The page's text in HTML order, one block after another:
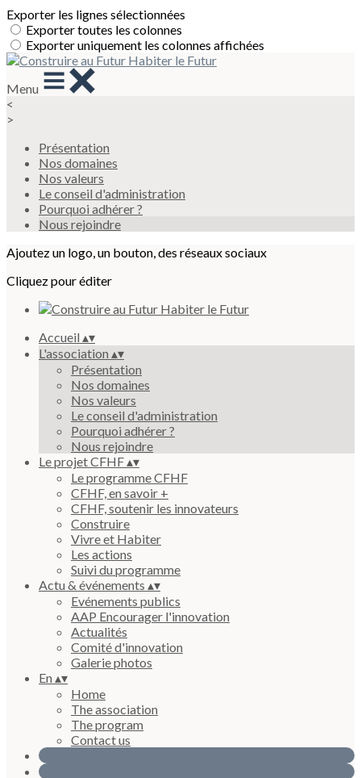
Exporter les lignes sélectionnées
Exporter toutes les colonnes
Exporter uniquement les colonnes affichées
Menu
<
>
Présentation
Nos domaines
Nos valeurs
Le conseil d'administration
Pourquoi adhérer ?
Nous rejoindre
Ajoutez un logo, un bouton, des réseaux sociaux
Cliquez pour éditer
Accueil▴▾
L'association ▴▾
Présentation
Nos domaines
Nos valeurs
Le conseil d'administration
Pourquoi adhérer ?
Nous rejoindre
Le projet CFHF▴▾
Le programme CFHF
CFHF, en savoir +
CFHF, soutenir les innovateurs
Construire
Vivre et Habiter
Les actions
Suivi du programme
Actu & événements ▴▾
Evénements publics
AAP Encourager l'innovation
Actualités
Comité d'innovation
Galerie photos
En▴▾
Home
The association
The program
Contact us